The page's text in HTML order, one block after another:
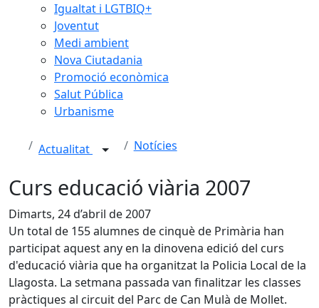
Igualtat i LGTBIQ+
Joventut
Medi ambient
Nova Ciutadania
Promoció econòmica
Salut Pública
Urbanisme
Actualitat Notícies
Curs educació viària 2007
Dimarts, 24 d’abril de 2007
Un total de 155 alumnes de cinquè de Primària han
participat aquest any en la dinovena edició del curs
d'educació viària que ha organitzat la Policia Local de la
Llagosta. La setmana passada van finalitzar les classes
pràctiques al circuit del Parc de Can Mulà de Mollet.